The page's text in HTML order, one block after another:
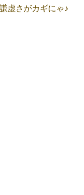
虚さがカギにゃ♪